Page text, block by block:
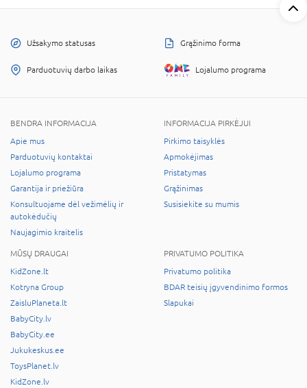
Užsakymo statusas Grąžinimo forma
Parduotuvių darbo laikas Lojalumo programa
BENDRA INFORMACIJA
Apie mus
Parduotuvių kontaktai
Lojalumo programa
Garantija ir priežiūra
Konsultuojame dėl vežimėlių ir
autokėdučių
Naujagimio kraitelis
INFORMACIJA PIRKĖJUI
Pirkimo taisyklės
Apmokėjimas
Pristatymas
Grąžinimas
Susisiekite su mumis
MŪSŲ DRAUGAI
KidZone.lt
Kotryna Group
ZaisluPlaneta.lt
BabyCity.lv
BabyCity.ee
Jukukeskus.ee
ToysPlanet.lv
KidZone.lv
PRIVATUMO POLITIKA
Privatumo politika
BDAR teisių įgyvendinimo formos
Slapukai